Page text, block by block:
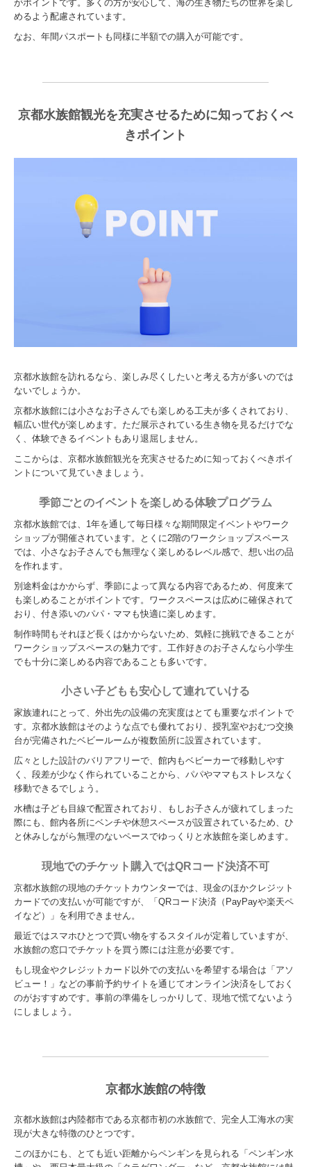
がポイントです。多くの方が安心して、海の生き物たちの世界を楽し
めるよう配慮されています。
なお、年間パスポートも同様に半額での購入が可能です。
京都水族館観光を充実させるために知っておくべ
きポイント
京都水族館を訪れるなら、楽しみ尽くしたいと考える方が多いのでは
ないでしょうか。
京都水族館には小さなお子さんでも楽しめる工夫が多くされており、
幅広い世代が楽しめます。ただ展示されている生き物を見るだけでな
く、体験できるイベントもあり退屈しません。
ここからは、京都水族館観光を充実させるために知っておくべきポイ
ントについて見ていきましょう。
季節ごとのイベントを楽しめる体験プログラム
京都水族館では、1年を通して毎日様々な期間限定イベントやワーク
ショップが開催されています。とくに2階のワークショップスペース
では、小さなお子さんでも無理なく楽しめるレベル感で、想い出の品
を作れます。
別途料金はかからず、季節によって異なる内容であるため、何度来て
も楽しめることがポイントです。ワークスペースは広めに確保されて
おり、付き添いのパパ・ママも快適に楽しめます。
制作時間もそれほど長くはかからないため、気軽に挑戦できることが
ワークショップスペースの魅力です。工作好きのお子さんなら小学生
でも十分に楽しめる内容であることも多いです。
小さい子どもも安心して連れていける
家族連れにとって、外出先の設備の充実度はとても重要なポイントで
す。京都水族館はそのような点でも優れており、授乳室やおむつ交換
台が完備されたベビールームが複数箇所に設置されています。
広々とした設計のバリアフリーで、館内もベビーカーで移動しやす
く、段差が少なく作られていることから、パパやママもストレスなく
移動できるでしょう。
水槽は子ども目線で配置されており、もしお子さんが疲れてしまった
際にも、館内各所にベンチや休憩スペースが設置されているため、ひ
と休みしながら無理のないペースでゆっくりと水族館を楽しめます。
現地でのチケット購入ではQRコード決済不可
京都水族館の現地のチケットカウンターでは、現金のほかクレジット
カードでの支払いが可能ですが、「QRコード決済（PayPayや楽天ペ
イなど）」を利用できません。
最近ではスマホひとつで買い物をするスタイルが定着していますが、
水族館の窓口でチケットを買う際には注意が必要です。
もし現金やクレジットカード以外での支払いを希望する場合は「アソ
ビュー！」などの事前予約サイトを通じてオンライン決済をしておく
のがおすすめです。事前の準備をしっかりして、現地で慌てないよう
にしましょう。
京都水族館の特徴
京都水族館は内陸都市である京都市初の水族館で、完全人工海水の実
現が大きな特徴のひとつです。
このほかにも、とても近い距離からペンギンを見られる「ペンギン水